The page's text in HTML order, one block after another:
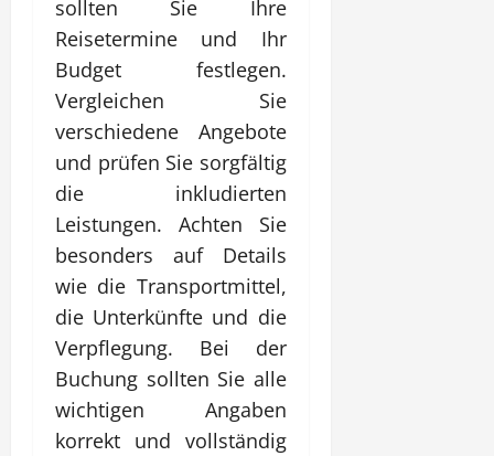
sollten Sie Ihre
Reisetermine und Ihr
Budget festlegen.
Vergleichen Sie
verschiedene Angebote
und prüfen Sie sorgfältig
die inkludierten
Leistungen. Achten Sie
besonders auf Details
wie die Transportmittel,
die Unterkünfte und die
Verpflegung. Bei der
Buchung sollten Sie alle
wichtigen Angaben
korrekt und vollständig